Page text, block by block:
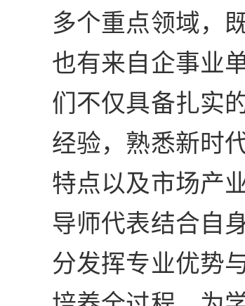
多个重点领域，
也有来自企事业
们不仅具备扎实
经验，熟悉新时
特点以及市场产
导师代表结合自
分发挥专业优势